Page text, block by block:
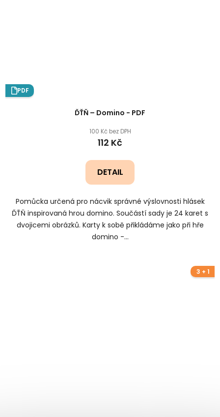
PDF
ĎŤŇ – Domino - PDF
100 Kč bez DPH
112 Kč
DETAIL
Pomůcka určená pro nácvik správné výslovnosti hlásek
ĎŤŇ inspirovaná hrou domino. Součástí sady je 24 karet s
dvojicemi obrázků. Karty k sobě přikládáme jako při hře
domino -...
3 + 1